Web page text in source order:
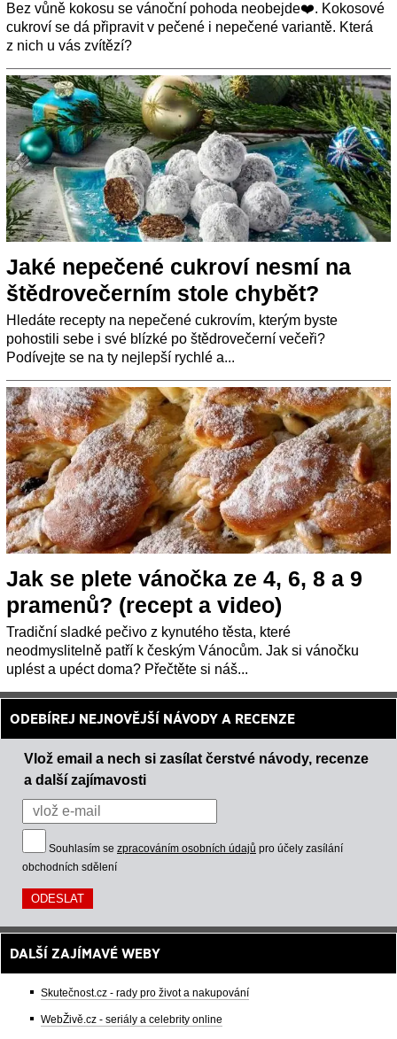
Bez vůně kokosu se vánoční pohoda neobejde❤️. Kokosové
cukroví se dá připravit v pečené i nepečené variantě. Která
z nich u vás zvítězí?
Jaké nepečené cukroví nesmí na
štědrovečerním stole chybět?
Hledáte recepty na nepečené cukrovím, kterým byste
pohostili sebe i své blízké po štědrovečerní večeři?
Podívejte se na ty nejlepší rychlé a...
Jak se plete vánočka ze 4, 6, 8 a 9
pramenů? (recept a video)
Tradiční sladké pečivo z kynutého těsta, které
neodmyslitelně patří k českým Vánocům. Jak si vánočku
uplést a upéct doma? Přečtěte si náš...
ODEBÍREJ NEJNOVĚJŠÍ NÁVODY A RECENZE
Vlož email a nech si zasílat čerstvé návody, recenze
a další zajímavosti
Souhlasím se zpracováním osobních údajů pro účely zasílání
obchodních sdělení
DALŠÍ ZAJÍMAVÉ WEBY
Skutečnost.cz - rady pro život a nakupování
WebŽivě.cz - seriály a celebrity online